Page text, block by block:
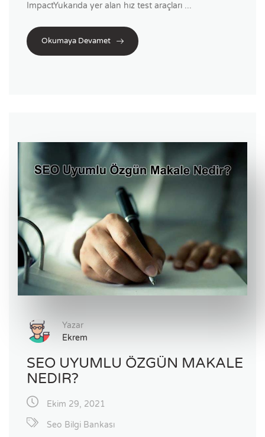
ImpactYukarıda yer alan hız test araçları ...
Okumaya Devamet
Yazar
Ekrem
SEO UYUMLU ÖZGÜN MAKALE
NEDIR?
Ekim 29, 2021
Seo Bilgi Bankası